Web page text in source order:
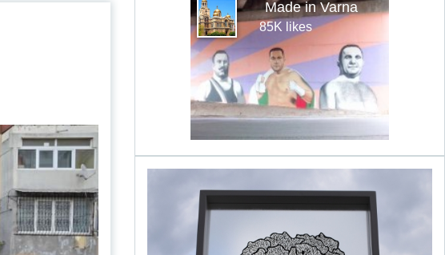
Made in Varna
85K likes